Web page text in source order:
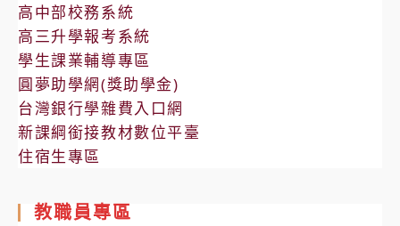
高中部校務系統
高三升學報考系統
學生課業輔導專區
圓夢助學網(獎助學金)
台灣銀行學雜費入口網
新課綱銜接教材數位平臺
住宿生專區
教職員專區